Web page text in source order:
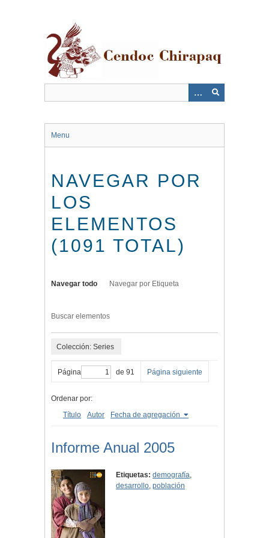
Menu
NAVEGAR POR
LOS
ELEMENTOS
(1091 TOTAL)
Navegar todo Navegar por Etiqueta
Buscar elementos
Colección: Series
Página de 91 Página siguiente
Ordenar por:
Título
Autor Fecha de agregación
Informe Anual 2005
Etiquetas: demografía,
desarrollo,población